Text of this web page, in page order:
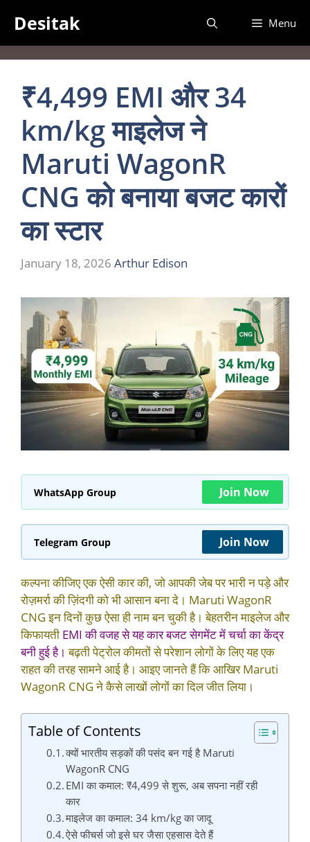
content
Desitak Menu
₹4,499 EMI और 34
km/kg माइलेज ने
Maruti WagonR
CNG को बनाया बजट कारों
का स्टार
January 18, 2026 Arthur Edison
WhatsApp Group Join Now
Telegram Group Join Now
कल्पना कीजिए एक ऐसी कार की, जो आपकी जेब पर भारी न पड़े और
रोज़मर्रा की ज़िंदगी को भी आसान बना दे। Maruti WagonR
CNG इन दिनों कुछ ऐसा ही नाम बन चुकी है। बेहतरीन माइलेज और
किफायती EMI की वजह से यह कार बजट सेगमेंट में चर्चा का केंद्र
बनी हुई है। बढ़ती पेट्रोल कीमतों से परेशान लोगों के लिए यह एक
राहत की तरह सामने आई है। आइए जानते हैं कि आखिर Maruti
WagonR CNG ने कैसे लाखों लोगों का दिल जीत लिया।
Table of Contents
क्यों भारतीय सड़कों की पसंद बन गई है Maruti
WagonR CNG
EMI का कमाल: ₹4,499 से शुरू, अब सपना नहीं रही
कार
माइलेज का कमाल: 34 km/kg का जादू
ऐसे फीचर्स जो इसे घर जैसा एहसास देते हैं